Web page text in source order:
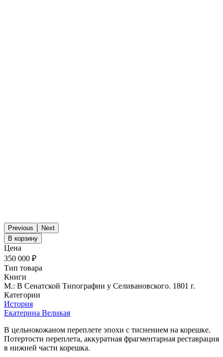
Previous
Next
В корзину
Цена
350 000 ₽
Тип товара
Книги
М.: В Сенатской Типографии у Селивановского. 1801 г.
Категории
История
Екатерина Великая
В цельнокожаном переплете эпохи с тиснением на корешке.
Потертости переплета, аккуратная фрагментарная реставрация
в нижней части корешка.